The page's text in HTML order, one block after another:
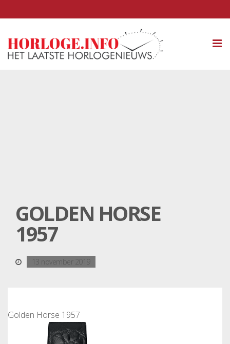
GOLDEN HORSE
1957
13 november 2019
Golden Horse 1957